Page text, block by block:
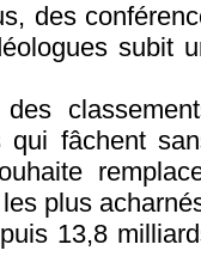
des
subit
qui fâchent
plus
13,8